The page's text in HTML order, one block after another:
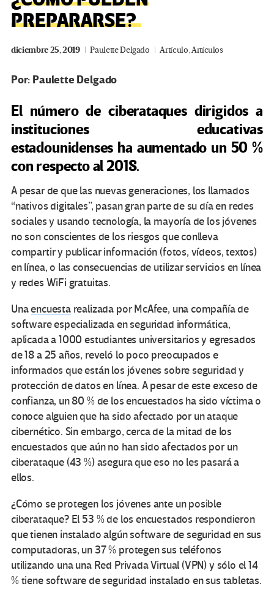
PREPARARSE?
diciembre 25, 2019 Paulette Delgado Artículo,Artículos
Por: Paulette Delgado
El número de ciberataques dirigidos a
instituciones educativas
estadounidenses ha aumentado un 50 %
con respecto al 2018.
A pesar de que las nuevas generaciones, los llamados
“nativos digitales”, pasan gran parte de su día en redes
sociales y usando tecnología, la mayoría de los jóvenes
no son conscientes de los riesgos que conlleva
compartir y publicar información (fotos, vídeos, textos)
en línea, o las consecuencias de utilizar servicios en línea
y redes WiFi gratuitas.
Unaencuestarealizada por McAfee, una compañía de
software especializada en seguridad informática,
aplicada a 1000 estudiantes universitarios y egresados
de 18 a 25 años, reveló lo poco preocupados e
informados que están los jóvenes sobre seguridad y
protección de datos en línea. A pesar de este exceso de
confianza, un 80 % de los encuestados ha sido víctima o
conoce alguien que ha sido afectado por un ataque
cibernético. Sin embargo, cerca de la mitad de los
encuestados que aún no han sido afectados por un
ciberataque (43 %) asegura que eso no les pasará a
ellos.
¿Cómo se protegen los jóvenes ante un posible
ciberataque? El 53 % de los encuestados respondieron
que tienen instalado algún software de seguridad en sus
computadoras, un 37 % protegen sus teléfonos
utilizando una una Red Privada Virtual (VPN) y sólo el 14
% tiene software de seguridad instalado en sus tabletas.